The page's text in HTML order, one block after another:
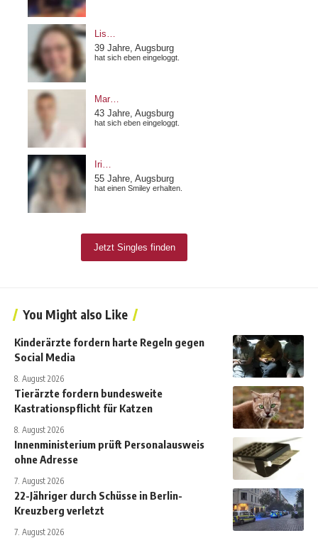
You Might also Like
Kinderärzte fordern harte Regeln gegen
Social Media
8. August 2026
Tierärzte fordern bundesweite
Kastrationspflicht für Katzen
8. August 2026
Innenministerium prüft Personalausweis
ohne Adresse
7. August 2026
22-Jähriger durch Schüsse in Berlin-
Kreuzberg verletzt
7. August 2026